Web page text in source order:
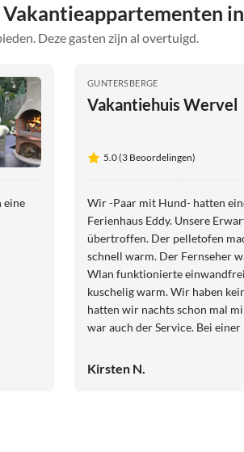
Deze gasten zijn al overtuigd.
eine
GUNTERSBERGE
Vakantiehuis Wervel
5.0 (3 Beoordelingen)
Wir -Paar mit Hund- hatten
Ferienhaus Eddy. Unsere Erwartungen wurden sogar
übertroffen. Der pelletofen
schnell warm. Der Fernseher war internettauglich, das
Wlan funktionierte
kuschelig warm. Wir haben
hatten wir nachts schon mal
war auch der Service. Bei einer kleinen Autopanne,
Gärtchen vor der Tür. Es war
Kirsten N.